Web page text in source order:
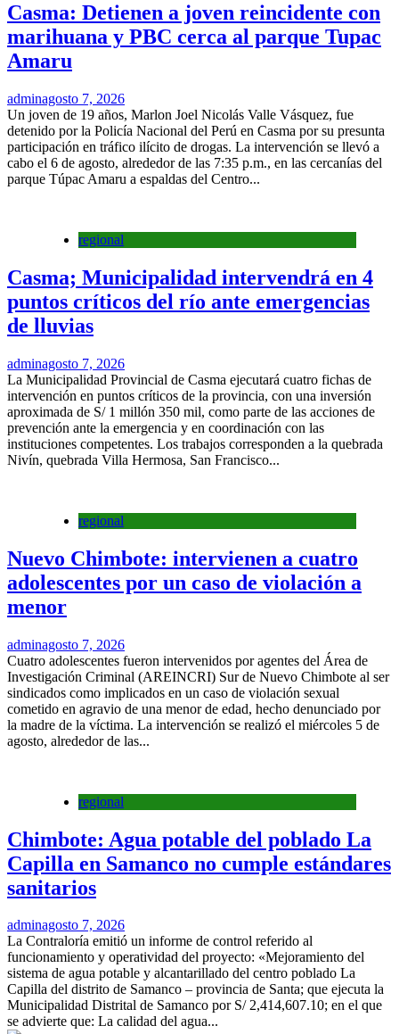
Casma: Detienen a joven reincidente con
marihuana y PBC cerca al parque Tupac
Amaru
adminagosto 7, 2026
Un joven de 19 años, Marlon Joel Nicolás Valle Vásquez, fue
detenido por la Policía Nacional del Perú en Casma por su presunta
participación en tráfico ilícito de drogas. La intervención se llevó a
cabo el 6 de agosto, alrededor de las 7:35 p.m., en las cercanías del
parque Túpac Amaru a espaldas del Centro...
regional
Casma; Municipalidad intervendrá en 4
puntos críticos del río ante emergencias
de lluvias
adminagosto 7, 2026
La Municipalidad Provincial de Casma ejecutará cuatro fichas de
intervención en puntos críticos de la provincia, con una inversión
aproximada de S/ 1 millón 350 mil, como parte de las acciones de
prevención ante la emergencia y en coordinación con las
instituciones competentes. Los trabajos corresponden a la quebrada
Nivín, quebrada Villa Hermosa, San Francisco...
regional
Nuevo Chimbote: intervienen a cuatro
adolescentes por un caso de violación a
menor
adminagosto 7, 2026
Cuatro adolescentes fueron intervenidos por agentes del Área de
Investigación Criminal (AREINCRI) Sur de Nuevo Chimbote al ser
sindicados como implicados en un caso de violación sexual
cometido en agravio de una menor de edad, hecho denunciado por
la madre de la víctima. La intervención se realizó el miércoles 5 de
agosto, alrededor de las...
regional
Chimbote: Agua potable del poblado La
Capilla en Samanco no cumple estándares
sanitarios
adminagosto 7, 2026
La Contraloría emitió un informe de control referido al
funcionamiento y operatividad del proyecto: «Mejoramiento del
sistema de agua potable y alcantarillado del centro poblado La
Capilla del distrito de Samanco – provincia de Santa; que ejecuta la
Municipalidad Distrital de Samanco por S/ 2,414,607.10; en el que
se advierte que: La calidad del agua...